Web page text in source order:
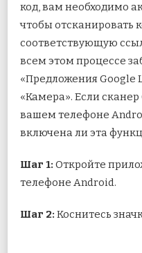
код, вам необходимо
чтобы отсканировать
соответствующую
всем этом процессе
«Предложения Google
«Камера». Если
вашем телефоне
включена ли эта
Шаг 1: Откройте
телефоне Android.
Шаг 2: Коснитесь